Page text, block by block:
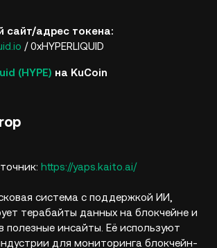
сайт/адрес токена:
/ 0xHYPERLIQUID
(HYPE) на KuCoin
https://yaps.kaito.ai/
система с поддержкой ИИ,
терабайты данных на блокчейне и
полезные инсайты. Её используют
для мониторинга блокчейн-